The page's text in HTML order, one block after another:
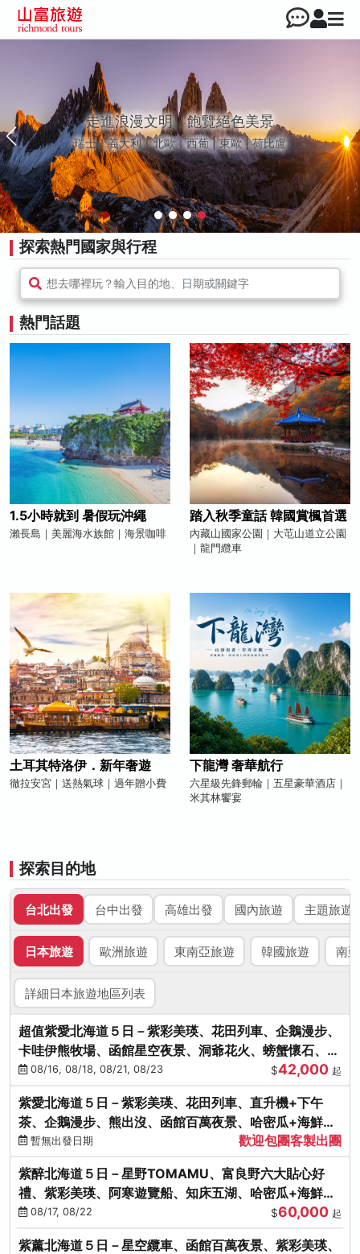
走進浪漫文明，飽覽絕色美景
瑞士｜義大利｜北歐｜西葡 | 東歐 | 荷比盧
探索熱門國家與行程
想去哪裡玩？輸入目的地、日期或關鍵字
熱門話題
1.5小時就到 暑假玩沖繩
瀨長島｜美麗海水族館｜海景咖啡
踏入秋季童話 韓國賞楓首選
內藏山國家公園｜大芚山道立公園
｜龍門纜車
土耳其特洛伊．新年奢遊
徹拉安宮｜送熱氣球｜過年贈小費
下龍灣 奢華航行
六星級先鋒郵輪｜五星豪華酒店｜
米其林饗宴
探索目的地
台北出發 台中出發 高雄出發 國內旅遊 主題旅遊
日本旅遊 歐洲旅遊 東南亞旅遊 韓國旅遊 南
詳細日本旅遊地區列表
超值紫愛北海道５日－紫彩美瑛、花田列車、企鵝漫步、
卡哇伊熊牧場、函館星空夜景、洞爺花火、螃蟹懷石、啤
酒暢飲
08/16, 08/18, 08/21, 08/23 $42,000 起
紫愛北海道５日－紫彩美瑛、花田列車、直升機+下午
茶、企鵝漫步、熊出沒、函館百萬夜景、哈密瓜+海鮮和
牛八大螃蟹吃到飽
暫無出發日期 歡迎包團客製出團
紫醉北海道５日－星野TOMAMU、富良野六大貼心好
禮、紫彩美瑛、阿寒遊覽船、知床五湖、哈密瓜+海鮮和
牛螃蟹吃到飽
08/17, 08/22 $60,000 起
紫薰北海道５日－星空纜車、函館百萬夜景、紫彩美瑛、